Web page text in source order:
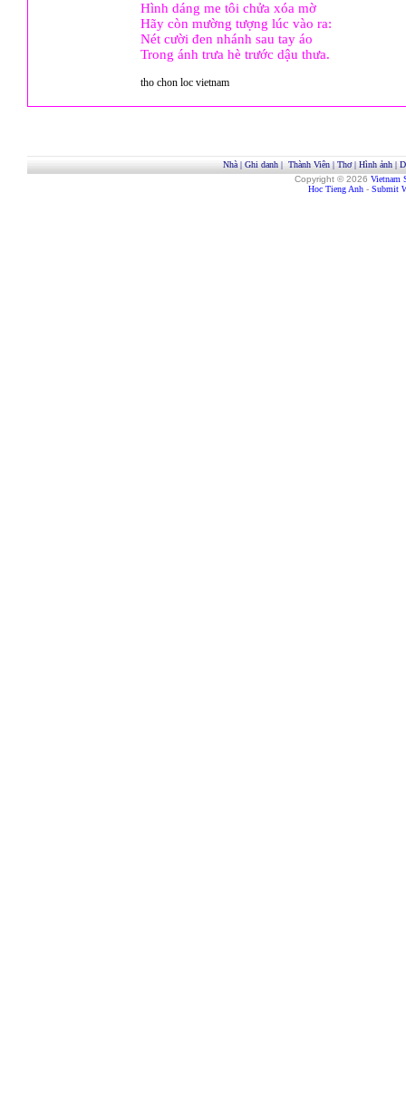
Hình dáng me tôi chửa xóa mờ
Hãy còn mường tượng lúc vào ra:
Nét cười đen nhánh sau tay áo
Trong ánh trưa hè trước dậu thưa.
tho chon loc vietnam
Nhà| Ghi danh| Thành Viên| Thơ| Hình ảnh|
Copyright © 2026 Vietnam
Hoc Tieng Anh - Submit